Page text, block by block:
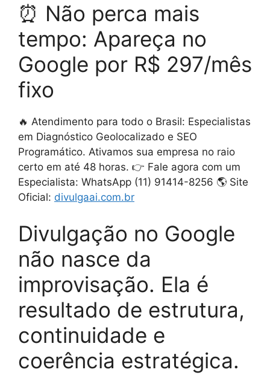
⏰ Não perca mais
tempo: Apareça no
Google por R$ 297/mês
fixo
🔥 Atendimento para todo o Brasil: Especialistas
em Diagnóstico Geolocalizado e SEO
Programático. Ativamos sua empresa no raio
certo em até 48 horas. 👉 Fale agora com um
Especialista: WhatsApp (11) 91414-8256 🌎 Site
Oficial: divulgaai.com.br
Divulgação no Google
não nasce da
improvisação. Ela é
resultado de estrutura,
continuidade e
coerência estratégica.